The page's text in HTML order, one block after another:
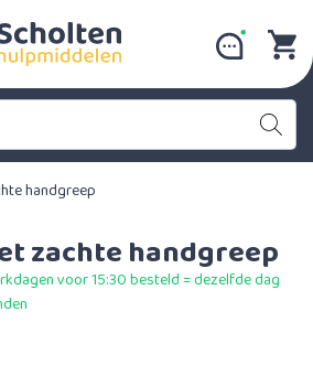
handgreep
zachte handgreep
voor 15:30 besteld = dezelfde dag